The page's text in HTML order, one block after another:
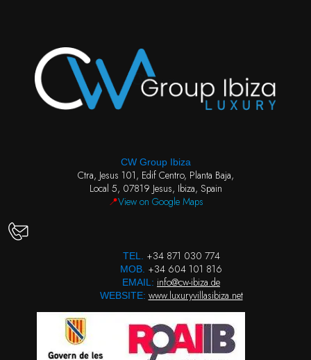
CW Group Ibiza
Ctra, Jesus 101, Edif Centro, Planta Baja,
Local 5, 07819 Jesus, Ibiza, Spain
📍View on Google Maps
TEL. +34 871 030 774
MOB. +34 604 101 816
EMAIL: info@cw-ibiza.de
WEBSITE: www.luxuryvillasibiza.net